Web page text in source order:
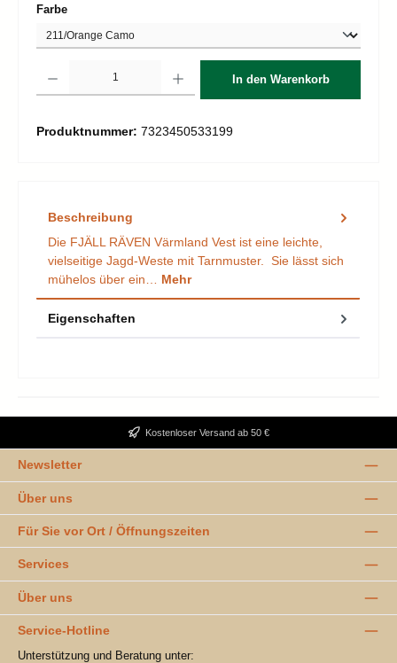
Farbeauswählen
In den Warenkorb
Produktnummer: 7323450533199
Beschreibung
Die FJÄLL RÄVEN Värmland Vest ist eine leichte,
vielseitige Jagd-Weste mit Tarnmuster. Sie lässt sich
mühelos über ein… Mehr
Eigenschaften
Kostenloser Versand ab 50 €
Newsletter
Über uns
Für Sie vor Ort / Öffnungszeiten
Services
Über uns
Service-Hotline
Unterstützung und Beratung unter: